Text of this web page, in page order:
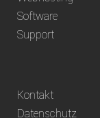
Vorkasse
Software
Support
Kontakt
Datenschutz